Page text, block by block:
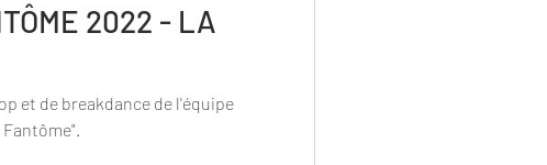
2022 - LA
et de breakdance de l'équipe